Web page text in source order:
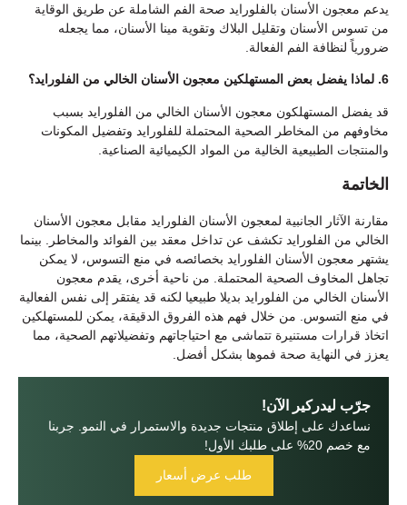
يدعم معجون الأسنان بالفلورايد صحة الفم الشاملة عن طريق الوقاية
من تسوس الأسنان وتقليل البلاك وتقوية مينا الأسنان، مما يجعله
ضرورياً لنظافة الفم الفعالة.
6. لماذا يفضل بعض المستهلكين معجون الأسنان الخالي من الفلورايد؟
قد يفضل المستهلكون معجون الأسنان الخالي من الفلورايد بسبب
مخاوفهم من المخاطر الصحية المحتملة للفلورايد وتفضيل المكونات
والمنتجات الطبيعية الخالية من المواد الكيميائية الصناعية.
الخاتمة
مقارنة الآثار الجانبية لمعجون الأسنان الفلورايد مقابل معجون الأسنان
الخالي من الفلورايد تكشف عن تداخل معقد بين الفوائد والمخاطر. بينما
يشتهر معجون الأسنان الفلورايد بخصائصه في منع التسوس، لا يمكن
تجاهل المخاوف الصحية المحتملة. من ناحية أخرى، يقدم معجون
الأسنان الخالي من الفلورايد بديلا طبيعيا لكنه قد يفتقر إلى نفس الفعالية
في منع التسوس. من خلال فهم هذه الفروق الدقيقة، يمكن للمستهلكين
اتخاذ قرارات مستنيرة تتماشى مع احتياجاتهم وتفضيلاتهم الصحية، مما
يعزز في النهاية صحة فموها بشكل أفضل.
جرّب ليدركير الآن!
نساعدك على إطلاق منتجات جديدة والاستمرار في النمو. جربنا
مع خصم 20% على طلبك الأول!
طلب عرض أسعار